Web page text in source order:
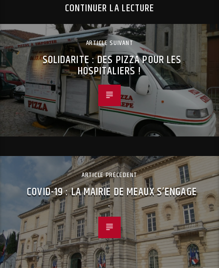
CONTINUER LA LECTURE
ARTICLE SUIVANT
SOLIDARITE : DES PIZZA POUR LES
HOSPITALIERS !
ARTICLE PRÉCÉDENT
COVID-19 : LA MAIRIE DE MEAUX S’ENGAGE
.